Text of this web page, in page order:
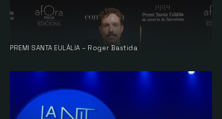
PREMI SANTA EULÀLIA – Roger Bastida